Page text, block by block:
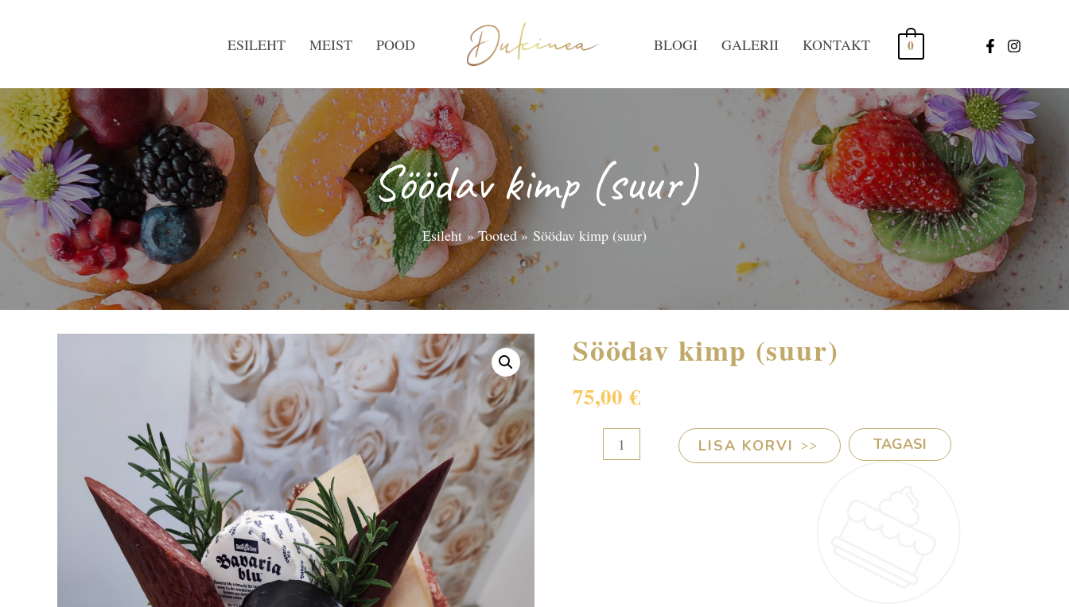
ESILEHT MEIST POOD BLOGI GALERII KONTAKT 0
Söödav kimp (suur)
Esileht Tooted Söödav kimp (suur)
Söödav kimp (suur)
75,00€
LISA KORVI TAGASI